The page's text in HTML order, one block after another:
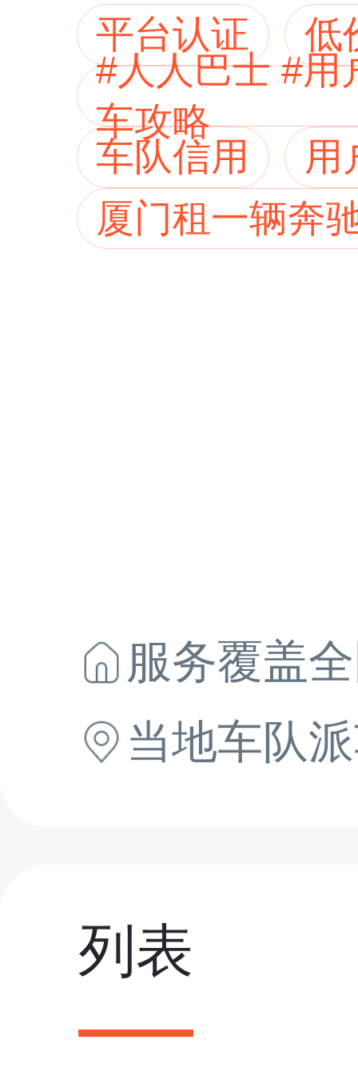
平台认证
低
#人人巴士 #用
车攻略
车队信用
用
厦门租一辆奔
服务覆盖
当地车队
列表